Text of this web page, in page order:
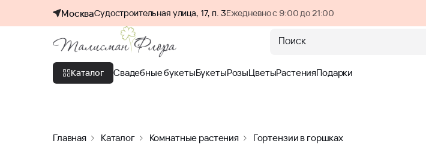
МоскваСудостроительная улица, 17, п. 3Ежедневно с 9:00 до 21:00
Поиск
Каталог Свадебные букетыБукетыРозыЦветыРастенияПодарки
Главная Каталог Комнатные растения Гортензии в горшках